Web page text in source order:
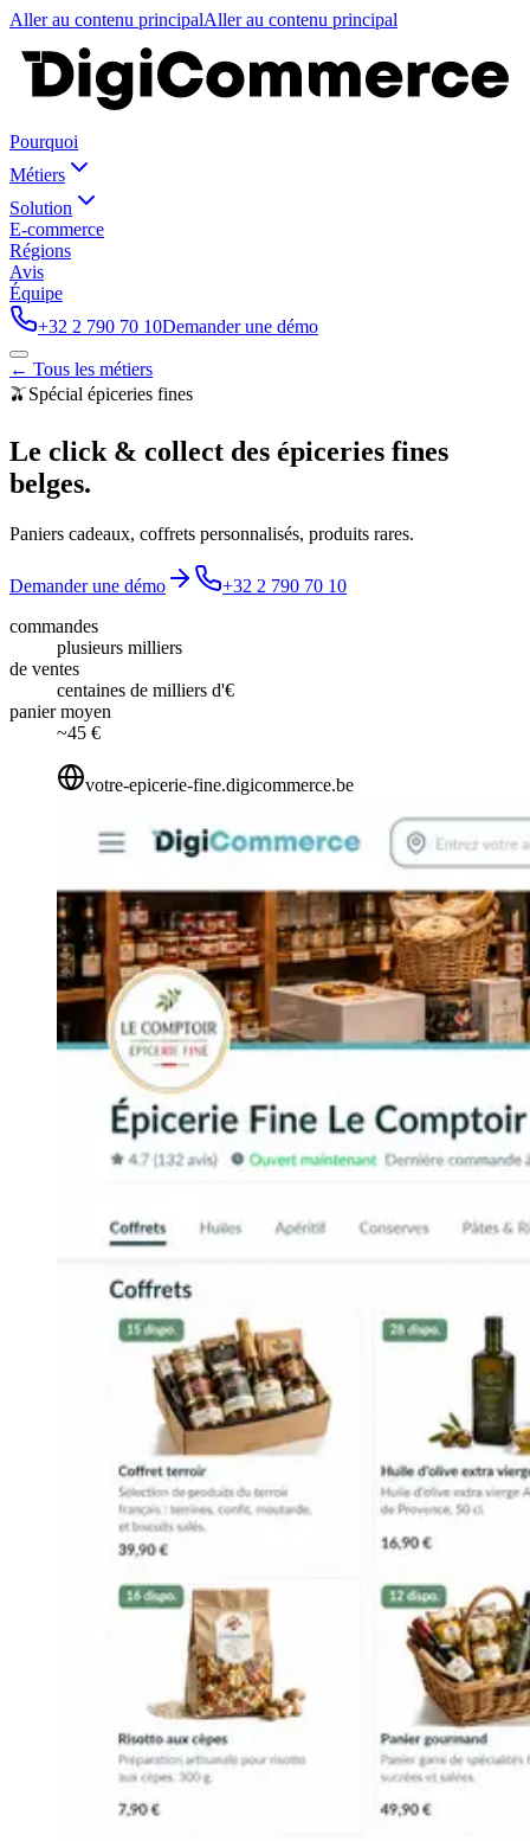
Aller au contenu principalAller au contenu principal
Pourquoi
Métiers
Solution
E-commerce
Régions
Avis
Équipe
+32 2 790 70 10Demander une démo
← Tous les métiers
🫒Spécial épiceries fines
Le click & collect des épiceries fines
belges.
Paniers cadeaux, coffrets personnalisés, produits rares.
Demander une démo
+32 2 790 70 10
commandes
plusieurs milliers
de ventes
centaines de milliers d'€
panier moyen
~45 €
votre-epicerie-fine.digicommerce.be